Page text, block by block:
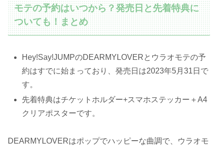
モテの予約はいつから？発売日と先着特典に
ついても！まとめ
Hey!Say!JUMPのDEARMYLOVERとウラオモテの予
約はすでに始まっており、発売日は2023年5月31日で
す。
先着特典はチケットホルダー+スマホステッカー＋A4
クリアポスターです。
DEARMYLOVERはポップでハッピーな曲調で、ウラオモ